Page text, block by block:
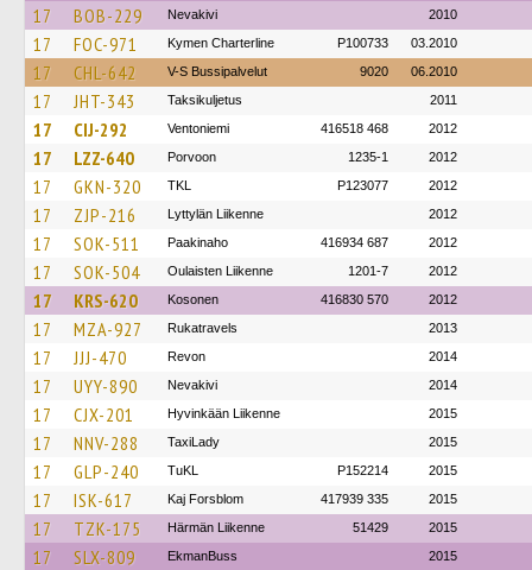
17 BOB-229 Nevakivi 2010
17 FOC-971 Kymen Charterline P100733 03.2010
17 CHL-642 V-S Bussipalvelut 9020 06.2010
17 JHT-343 Taksikuljetus 2011
17 CIJ-292 Ventoniemi 416518 468 2012
17 LZZ-640 Porvoon 1235-1 2012
17 GKN-320 TKL P123077 2012
17 ZJP-216 Lyttylän Liikenne 2012
17 SOK-511 Paakinaho 416934 687 2012
17 SOK-504 Oulaisten Liikenne 1201-7 2012
17 KRS-620 Kosonen 416830 570 2012
17 MZA-927 Rukatravels 2013
17 JJJ-470 Revon 2014
17 UYY-890 Nevakivi 2014
17 CJX-201 Hyvinkään Liikenne 2015
17 NNV-288 TaxiLady 2015
17 GLP-240 TuKL P152214 2015
17 ISK-617 Kaj Forsblom 417939 335 2015
17 TZK-175 Härmän Liikenne 51429 2015
17 SLX-809 EkmanBuss 2015